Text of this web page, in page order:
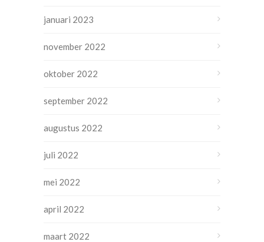
januari 2023
november 2022
oktober 2022
september 2022
augustus 2022
juli 2022
mei 2022
april 2022
maart 2022